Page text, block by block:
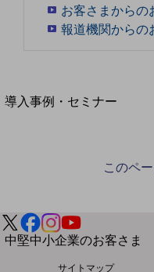
導入事例・セミナー
中堅中小企業のお客さま
お客さまからの
報道機関からの
このペ
サイトマップ